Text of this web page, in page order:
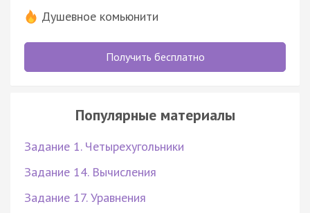
Душевное комьюнити
Получить бесплатно
Популярные материалы
Задание 1. Четырехугольники
Задание 14. Вычисления
Задание 17. Уравнения